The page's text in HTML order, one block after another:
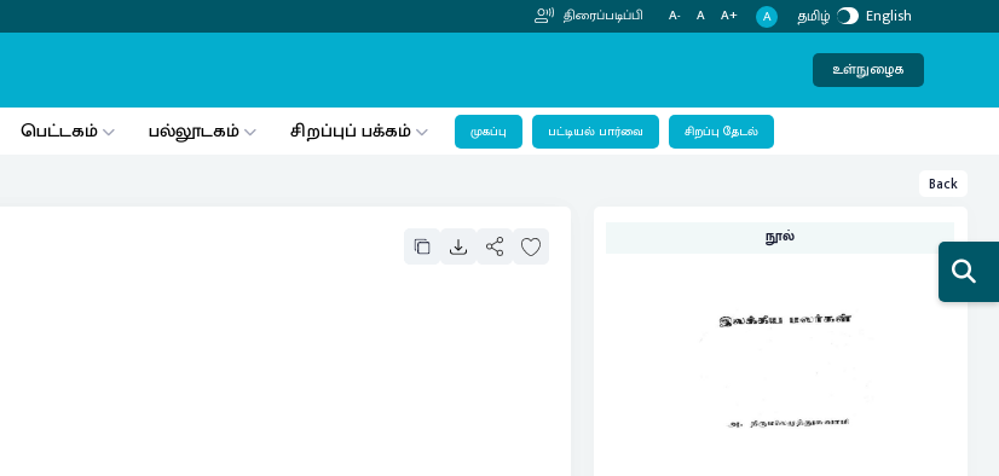
திரைப்படிப்பி A- A A+ A தமிழ் English
உள்நுழைக
பெட்டகம் பல்லூடகம் சிறப்புப் பக்கம் முகப்பு பட்டியல் பார்வை சிறப்பு தேடல்
Back
நூல்